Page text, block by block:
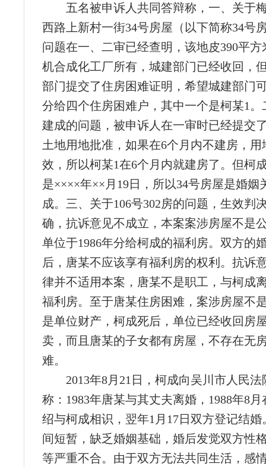
五名被申诉人共同答辩称，一、关于
西路上新村一街34号房屋（以下简称34号
问题在一、二审已经查明，该地皮390平
机合成化工厂所有，城建部门已经收回，
部门提交了住房困难证明，希望城建部门
分给四个住房困难户，其中一个是柯某1。
建成的问题，被申诉人在一审时已经提交
土地用地批准，如果在6个月内不建房，
效，所以柯某1在6个月内就建房了。但柯
是××××年××月19日，所以34号房屋是婚姻
成。三、关于106号302房的问题，生效判
确，抗诉意见不成立，本案案涉房屋不是
单位于1986年分给柯成的福利房。双方的
后，唐某不应该享有福利房的权利。抗诉
律并不适用本案，唐某不是职工，与柯成
福利房。至于唐某住房困难，案涉房屋不
是单位财产，柯成死后，单位已经收回房
卖，而且唐某的子女都有房屋，不存在无
难。
2013年8月21日，柯成向吴川市人民
称：1983年唐某与其丈夫离婚，1988年8
绍与柯成相识，翌年1月17日双方登记结
间短暂，缺乏婚姻基础，婚后发觉双方性
等严重不合。由于双方无法共同生活，感